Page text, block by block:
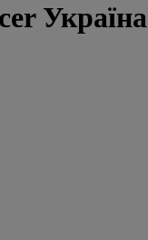
Україна